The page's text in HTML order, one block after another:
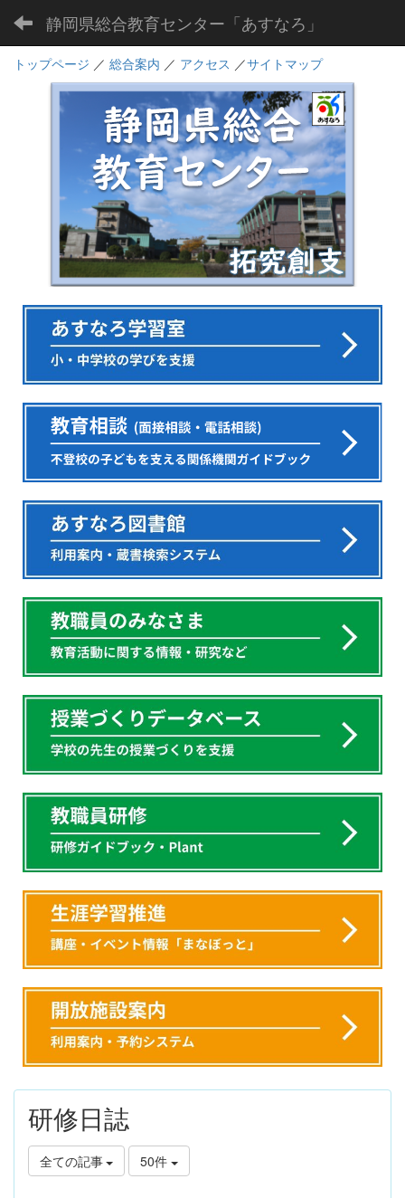
静岡県総合教育センター「あすなろ」
トップページ ／ 総合案内 ／ アクセス ／サイトマップ
研修日誌
全ての記事 50件